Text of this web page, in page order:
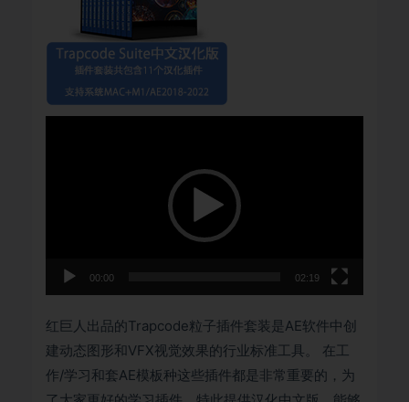
00:00 02:19
红巨人出品的Trapcode粒子插件套装是AE软件中创
建动态图形和VFX视觉效果的行业标准工具。 在工
作/学习和套AE模板种这些插件都是非常重要的，为